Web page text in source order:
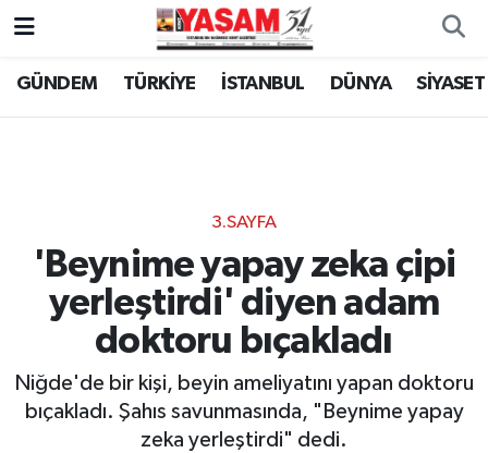
GÜNDEM TÜRKİYE İSTANBUL DÜNYA SİYASET
3.SAYFA
'Beynime yapay zeka çipi
yerleştirdi' diyen adam
doktoru bıçakladı
Niğde'de bir kişi, beyin ameliyatını yapan doktoru
bıçakladı. Şahıs savunmasında, "Beynime yapay
zeka yerleştirdi" dedi.